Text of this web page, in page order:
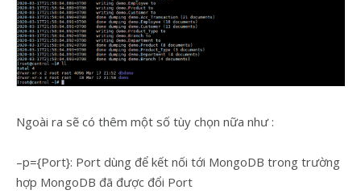
Ngoài ra sẽ có thêm một số tùy chọn nữa như :
–p={Port}: Port dùng để kết nối tới MongoDB trong trường
hợp MongoDB đã được đổi Port